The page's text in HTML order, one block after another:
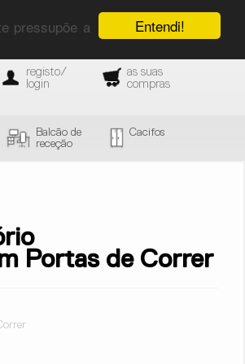
Entendi!
pressupõe a
registo/
login
as suas
compras
Balcão de
receção
Cacifos
Portas de Correr